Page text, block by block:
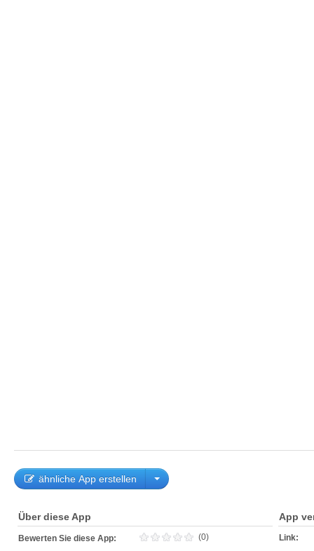
ähnliche App erstellen
Über diese App
Bewerten Sie diese App: (0)
App
Link: